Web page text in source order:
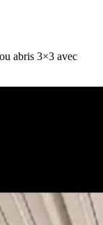
abris 3×3 avec